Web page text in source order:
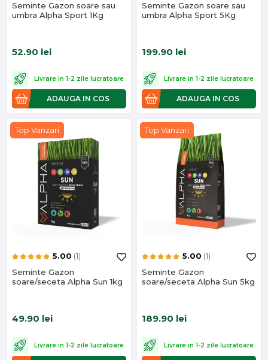
Seminte Gazon soare sau
umbra Alpha Sport 1Kg
52.90 lei
Livrare in 1-2 zile lucratoare
ADAUGA IN COS
Seminte Gazon soare sau
umbra Alpha Sport 5Kg
199.90 lei
Livrare in 1-2 zile lucratoare
ADAUGA IN COS
Top Vanzari
5.00 (1)
Seminte Gazon
soare/seceta Alpha Sun 1kg
49.90 lei
Livrare in 1-2 zile lucratoare
Top Vanzari
5.00 (1)
Seminte Gazon
soare/seceta Alpha Sun 5kg
189.90 lei
Livrare in 1-2 zile lucratoare